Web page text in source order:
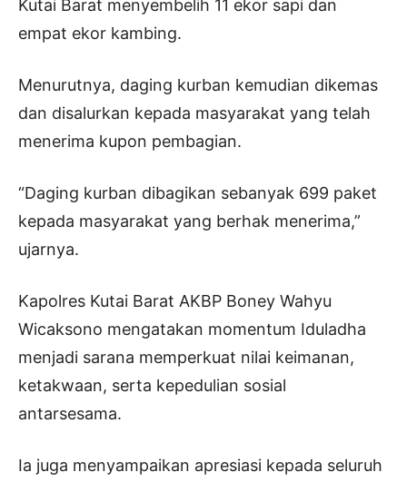
Kutai Barat menyembelih 11 ekor sapi dan
empat ekor kambing.
Menurutnya, daging kurban kemudian dikemas
dan disalurkan kepada masyarakat yang telah
menerima kupon pembagian.
“Daging kurban dibagikan sebanyak 699 paket
kepada masyarakat yang berhak menerima,”
ujarnya.
Kapolres Kutai Barat AKBP Boney Wahyu
Wicaksono mengatakan momentum Iduladha
menjadi sarana memperkuat nilai keimanan,
ketakwaan, serta kepedulian sosial
antarsesama.
Ia juga menyampaikan apresiasi kepada seluruh